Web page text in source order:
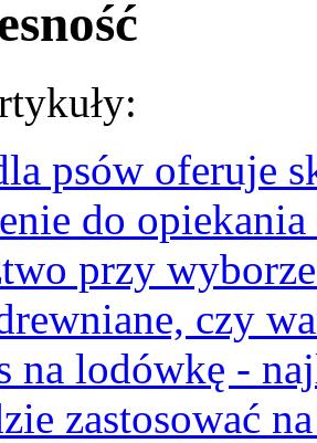
psów oferuje
do
przy
czy
na lodówkę -
zastosować